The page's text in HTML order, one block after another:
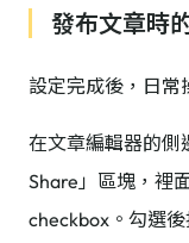
發布文章時
設定完成後，日常
在文章編輯器的側
Share」區塊，裡
checkbox。勾選